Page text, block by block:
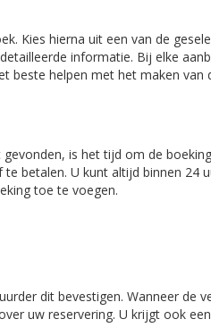
Kies hierna uit een van de
informatie. Bij elke
beste helpen met het maken van
is het tijd om de
betalen. U kunt altijd binnen
toe te voegen.
dit bevestigen. Wanneer de
uw reservering. U krijgt ook